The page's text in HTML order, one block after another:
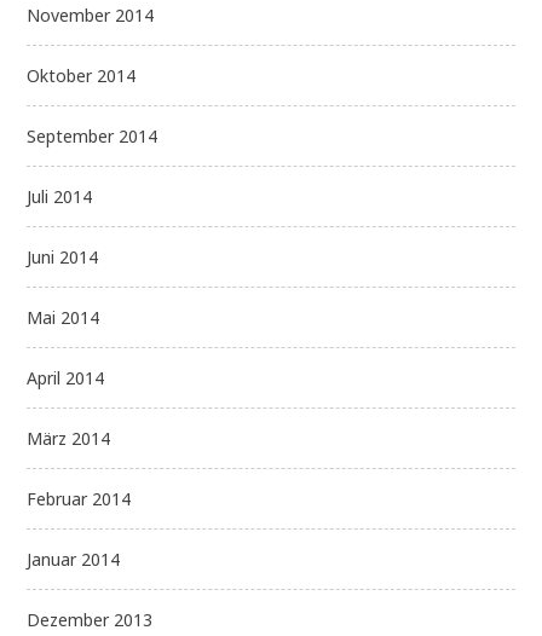
November 2014
Oktober 2014
September 2014
Juli 2014
Juni 2014
Mai 2014
April 2014
März 2014
Februar 2014
Januar 2014
Dezember 2013